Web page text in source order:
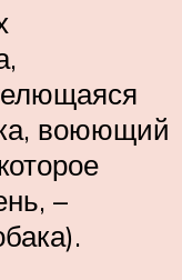
воюющий
–